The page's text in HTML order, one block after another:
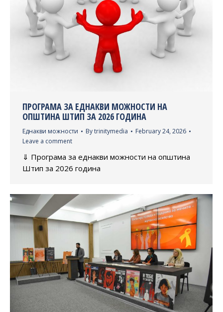
ПРОГРАМА ЗА ЕДНАКВИ МОЖНОСТИ НА
ОПШТИНА ШТИП ЗА 2026 ГОДИНА
Еднакви можности Bytrinitymedia
February 24, 2026
Leave a comment
⇓ Програма за еднакви можности на општина
Штип за 2026 година